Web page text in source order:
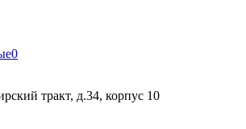
0
тракт, д.34, корпус 10